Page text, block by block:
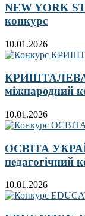
NEW YORK
конкурс
10.01.2026
міжнародний
10.01.2026
ОСВІТА
педагогічний
10.01.2026